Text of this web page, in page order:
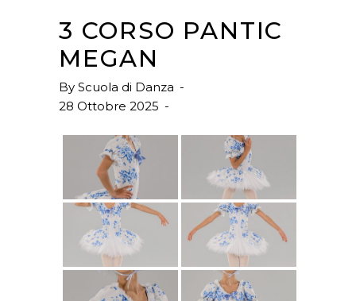
3 CORSO PANTIC
MEGAN
By Scuola di Danza
28 Ottobre 2025